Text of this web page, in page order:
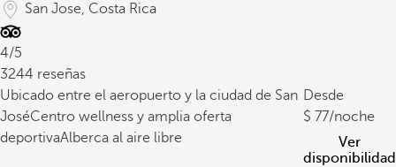
San Jose, Costa Rica
4/5
3244 reseñas
Ubicado entre el aeropuerto y la ciudad de San
JoséCentro wellness y amplia oferta
deportivaAlberca al aire libre
Desde
77/noche
Ver
disponibilidad